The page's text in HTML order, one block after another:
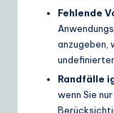
Fehlende
anzugeben,
Randfälle
wenn Sie